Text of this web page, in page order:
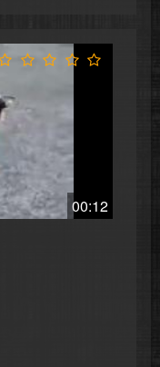
00:12